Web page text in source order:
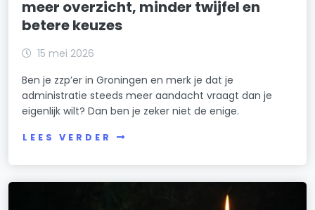
meer overzicht, minder twijfel en
betere keuzes
15 mei 2026
Ben je zzp’er in Groningen en merk je dat je
administratie steeds meer aandacht vraagt dan je
eigenlijk wilt? Dan ben je zeker niet de enige.
LEES VERDER